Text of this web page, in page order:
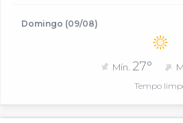
Domingo (09/08)
Mín. 27°
Tempo